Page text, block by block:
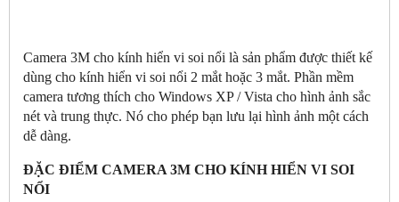
Camera 3M cho kính hiển vi soi nổi là sản phẩm được thiết kế
dùng cho kính hiển vi soi nổi 2 mắt hoặc 3 mắt. Phần mềm
camera tương thích cho Windows XP / Vista cho hình ảnh sắc
nét và trung thực. Nó cho phép bạn lưu lại hình ảnh một cách
dễ dàng.
ĐẶC ĐIỂM CAMERA 3M CHO KÍNH HIỂN VI SOI
NỔI